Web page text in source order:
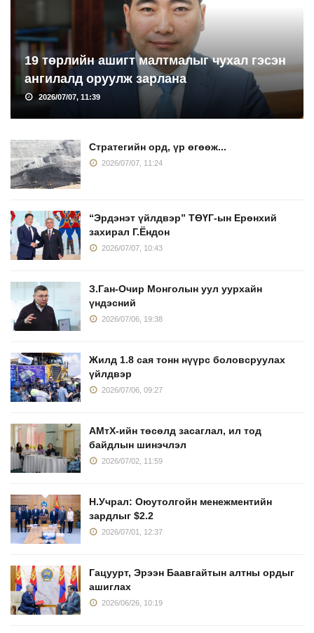
19 төрлийн ашигт малтмалыг чухал гэсэн
ангилалд оруулж зарлана
2026/07/07, 11:39
Стратегийн орд, үр өгөөж...
2026/07/07, 11:24
“Эрдэнэт үйлдвэр” ТӨҮГ-ын Ерөнхий
захирал Г.Ёндон
2026/07/07, 10:43
З.Ган-Очир Монголын уул уурхайн
үндэсний
2026/07/06, 19:38
Жилд 1.8 сая тонн нүүрс боловсруулах
үйлдвэр
2026/07/06, 09:27
АМтХ-ийн төсөлд засаглал, ил тод
байдлын шинэчлэл
2026/07/02, 11:59
Н.Учрал: Оюутолгойн менежментийн
зардлыг $2.2
2026/07/01, 12:37
Гацуурт, Эрээн Баавгайтын алтны ордыг
ашиглах
2026/06/26, 10:19